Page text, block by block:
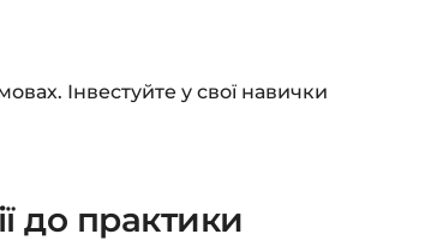
Інвестуйте у свої навички
до практики